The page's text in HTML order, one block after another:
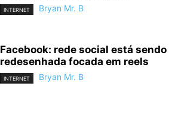
INTERNET Bryan Mr. B
Facebook: rede social está sendo
redesenhada focada em reels
INTERNET Bryan Mr. B